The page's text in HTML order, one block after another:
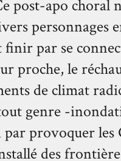
post-apo choral
personnages
par se
proche, le
de climat
genre -
provoquer les
des